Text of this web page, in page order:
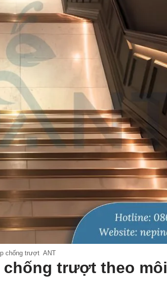
chống trượt ANT
trượt theo môi